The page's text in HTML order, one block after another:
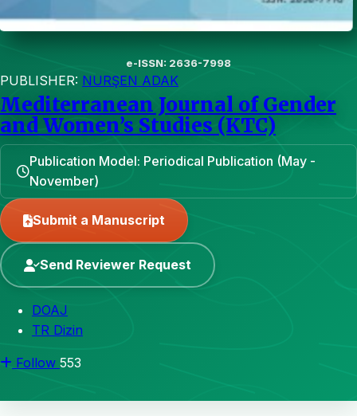
e-ISSN: 2636-7998
PUBLISHER: NURŞEN ADAK
Mediterranean Journal of Gender
and Women’s Studies (KTC)
Publication Model: Periodical Publication (May -
November)
Submit a Manuscript
Send Reviewer Request
DOAJ
TR Dizin
Follow 553